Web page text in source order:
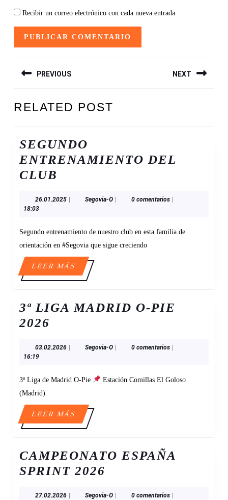
Recibir un correo electrónico con cada nueva entrada.
DE
PREVIOUS
anterior:
NEXT
RELATED POST
SEGUNDO
ENTRENAMIENTO DEL
CLUB
DEL
26.01.202526.01.2025Segovia-OSegovia-0 comentarios
18:03
Segundo entrenamiento de nuestro club en esta familia de
orientación en #Segovia que sigue creciendo
LEER MÁSLEER
MÁS
3ª LIGA MADRID O-PIE
2026
MADRID
PIE
03.02.202603.02.2026Segovia-OSegovia-0 comentarios
16:19
3ª Liga de Madrid O-Pie
Estación Comillas El Goloso
(Madrid)
LEER MÁSLEER
MÁS
CAMPEONATO ESPAÑA
SPRINT 2026
27.02.202627.02.2026Segovia-OSegovia-0 comentarios